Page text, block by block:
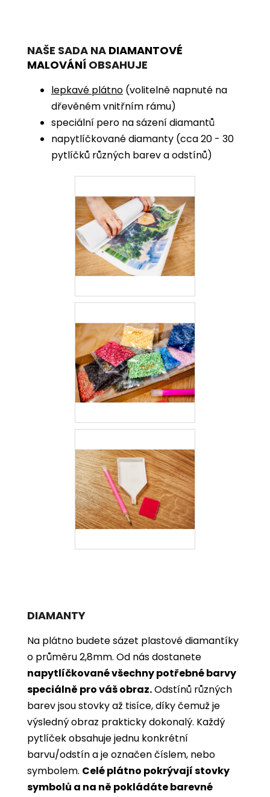
NAŠE SADA NA DIAMANTOVÉ
MALOVÁNÍ OBSAHUJE
lepkavé plátno (volitelně napnuté na
dřevěném vnitřním rámu)
speciální pero na sázení diamantů
napytlíčkované diamanty (cca 20 - 30
pytlíčků různých barev a odstínů)
DIAMANTY
Na plátno budete sázet plastové diamantíky
o průměru 2,8mm. Od nás dostanete
napytlíčkované všechny potřebné barvy
speciálně pro váš obraz.Odstínů různých
barev jsou stovky až tisíce, díky čemuž je
výsledný obraz prakticky dokonalý. Každý
pytlíček obsahuje jednu konkrétní
barvu/odstín a je označen číslem, nebo
symbolem. Celé plátno pokrývají stovky
symbolů a na ně pokládáte barevné